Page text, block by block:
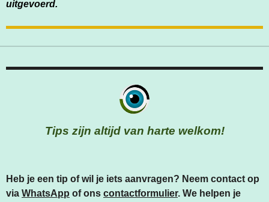
uitgevoerd.
Tips zijn altijd van harte welkom!
Heb je een tip of wil je iets aanvragen? Neem contact op
via WhatsApp of ons contactformulier. We helpen je